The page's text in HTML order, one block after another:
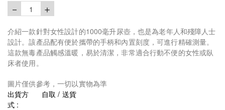
－ 1 ＋
介紹一款針對女性設計的1000毫升尿壺，也是為老年人和殘障人士
設計。該產品配有便於攜帶的手柄和內置刻度，可進行精確測量。
這款無毒產品觸感溫暖，易於清潔，非常適合行動不便的女性或臥
床者使用。
圖片僅供參考，一切以實物為準
出貨方
式 :
自取 / 送貨